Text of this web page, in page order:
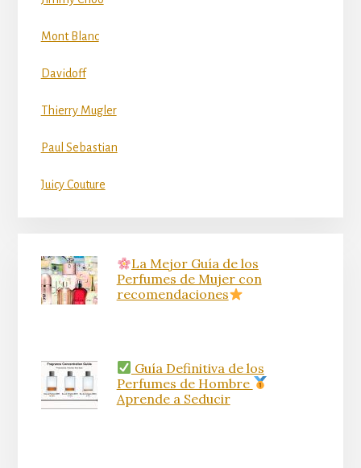
Mont Blanc
Davidoff
Thierry Mugler
Paul Sebastian
Juicy Couture
La Mejor Guía de los
Perfumes de Mujer con
recomendaciones
Guía Definitiva de los
Perfumes de Hombre
Aprende a Seducir